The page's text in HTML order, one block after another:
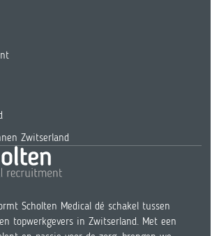
Zwitserland
Scholten Medical dé schakel tussen
topwerkgevers in Zwitserland. Met een